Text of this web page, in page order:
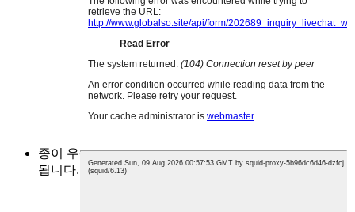
종이 우산과 비슷하지만 원단이 폰지 소재라서 방수가
됩니다.